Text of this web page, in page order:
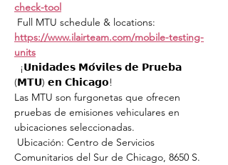
check-tool
Full MTU schedule & locations:
https://www.ilairteam.com/mobile-testing-
units
¡𝗨𝗻𝗶𝗱𝗮𝗱𝗲𝘀 𝗠𝗼́𝘃𝗶𝗹𝗲𝘀 𝗱𝗲 𝗣𝗿𝘂𝗲𝗯𝗮
(𝗠𝗧𝗨) 𝗲𝗻 𝗖𝗵𝗶𝗰𝗮𝗴𝗼!
Las MTU son furgonetas que ofrecen
pruebas de emisiones vehiculares en
ubicaciones seleccionadas.
Ubicación: Centro de Servicios
Comunitarios del Sur de Chicago, 8650 S.